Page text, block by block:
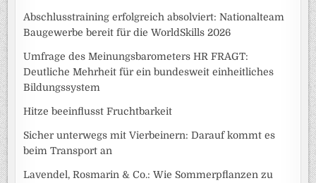
Abschlusstraining erfolgreich absolviert: Nationalteam
Baugewerbe bereit für die WorldSkills 2026
Umfrage des Meinungsbarometers HR FRAGT:
Deutliche Mehrheit für ein bundesweit einheitliches
Bildungssystem
Hitze beeinflusst Fruchtbarkeit
Sicher unterwegs mit Vierbeinern: Darauf kommt es
beim Transport an
Lavendel, Rosmarin & Co.: Wie Sommerpflanzen zu